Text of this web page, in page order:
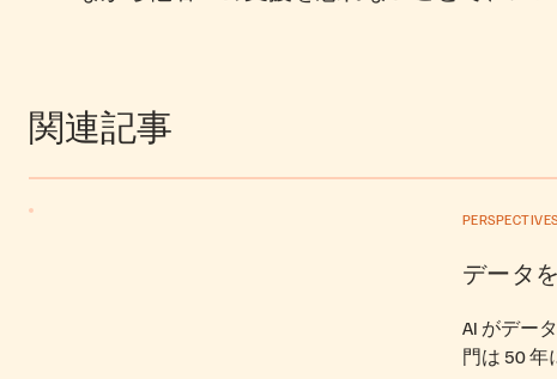
関連記事
PERSPECTIVES
データ
AI がデー
門は 50